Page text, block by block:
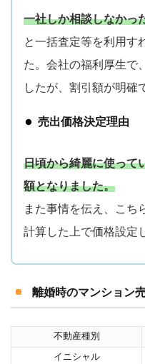
一社しか相談しなかっ
と一括査定等を利用す
た。会社の福利厚生で
したが、割引額が明確
売出価格決定理由
日頃から綺麗に使って
額となりました。
また事情を伝え、こち
計算した上で価格設定
離婚時のマンション
不動産種別
イニシャル